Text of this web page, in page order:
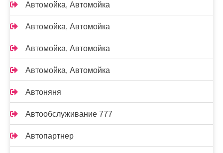
Автомойка, Автомойка
Автомойка, Автомойка
Автомойка, Автомойка
Автомойка, Автомойка
Автоняня
Автообслуживание 777
Автопартнер